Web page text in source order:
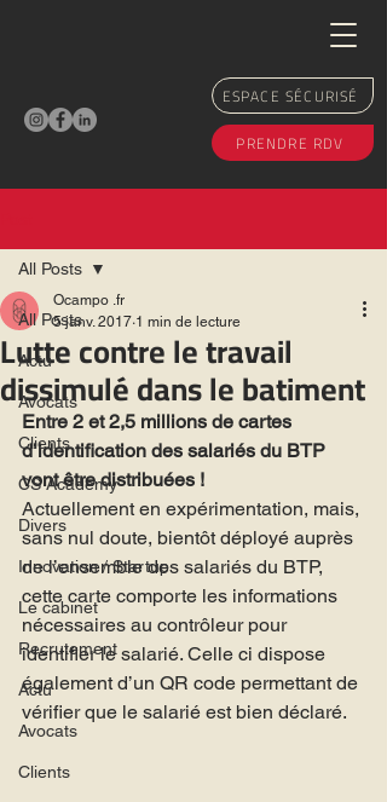
ESPACE SÉCURISÉ
PRENDRE RDV
All Posts
Actu
Avocats
Clients
CS Academy
Divers
Innovation / Startup
Le cabinet
Recrutement
Actu
Avocats
Clients
All Posts
Lutte contre le travail
dissimulé dans le batiment
Ocampo .fr
5 janv. 2017 1 min de lecture
Entre 2 et 2,5 millions de cartes
d’identification des salariés du BTP
vont être distribuées !
Actuellement en expérimentation, mais,
sans nul doute, bientôt déployé auprès
de l’ensemble des salariés du BTP,
cette carte comporte les informations
nécessaires au contrôleur pour
identifier le salarié. Celle ci dispose
également d’un QR code permettant de
vérifier que le salarié est bien déclaré.